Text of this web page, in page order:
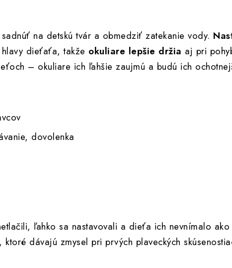
na detskú tvár a obmedziť zatekanie vody.
dieťaťa, takže okuliare lepšie držia aj pri
– okuliare ich ľahšie zaujmú a budú ich
dovolenka
ľahko sa nastavovali a dieťa ich nevnímalo
dávajú zmysel pri prvých plaveckých